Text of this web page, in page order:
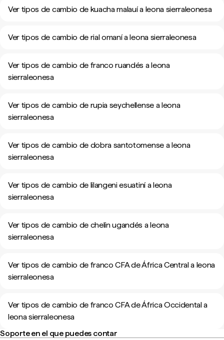
Ver tipos de cambio de kuacha malauí a leona sierraleonesa
Ver tipos de cambio de rial omaní a leona sierraleonesa
Ver tipos de cambio de franco ruandés a leona
sierraleonesa
Ver tipos de cambio de rupia seychellense a leona
sierraleonesa
Ver tipos de cambio de dobra santotomense a leona
sierraleonesa
Ver tipos de cambio de lilangeni esuatiní a leona
sierraleonesa
Ver tipos de cambio de chelín ugandés a leona
sierraleonesa
Ver tipos de cambio de franco CFA de África Central a leona
sierraleonesa
Ver tipos de cambio de franco CFA de África Occidental a
leona sierraleonesa
Soporte en el que puedes contar